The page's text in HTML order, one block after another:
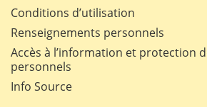
Conditions d’utilisation
Renseignements personnels
Accès à l’information et protection
personnels
Info Source